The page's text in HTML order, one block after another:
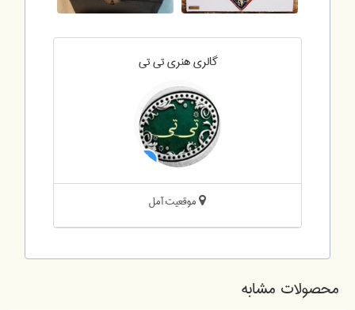
گالری هنری تی تی
محصولات مشابه